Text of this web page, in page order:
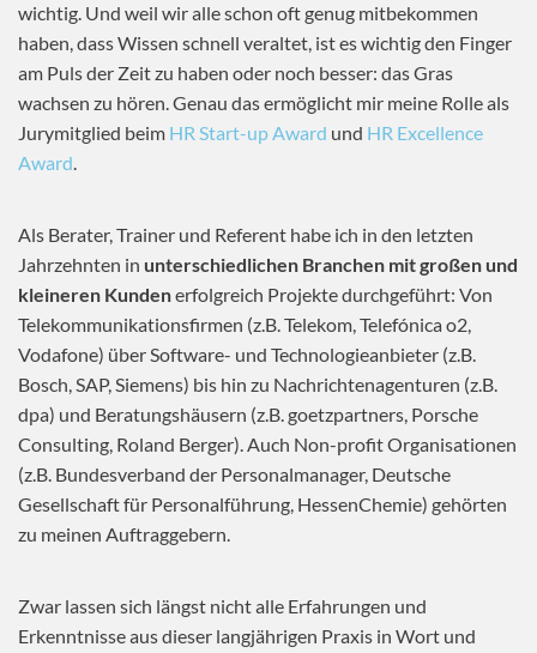
wichtig. Und weil wir alle schon oft genug mitbekommen
haben, dass Wissen schnell veraltet, ist es wichtig den Finger
am Puls der Zeit zu haben oder noch besser: das Gras
wachsen zu hören. Genau das ermöglicht mir meine Rolle als
Jurymitglied beim HR Start-up Award und HR Excellence
Award.
Als Berater, Trainer und Referent habe ich in den letzten
Jahrzehnten in unterschiedlichen Branchen mit großen und
kleineren Kundenerfolgreich Projekte durchgeführt: Von
Telekommunikationsfirmen (z.B. Telekom, Telefónica o2,
Vodafone) über Software- und Technologieanbieter (z.B.
Bosch, SAP, Siemens) bis hin zu Nachrichtenagenturen (z.B.
dpa) und Beratungshäusern (z.B. goetzpartners, Porsche
Consulting, Roland Berger). Auch Non-profit Organisationen
(z.B. Bundesverband der Personalmanager, Deutsche
Gesellschaft für Personalführung, HessenChemie) gehörten
zu meinen Auftraggebern.
Zwar lassen sich längst nicht alle Erfahrungen und
Erkenntnisse aus dieser langjährigen Praxis in Wort und